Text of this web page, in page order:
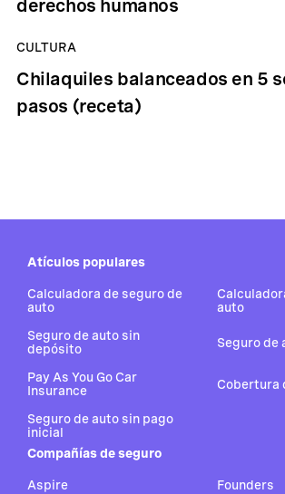
derechos humanos
CULTURA
Chilaquiles balanceados en 5
pasos (receta)
Atículos populares
Calculadora de seguro de
auto
auto
Seguro de auto sin
depósito
Seguro de
Pay As You Go Car
Insurance
Cobertura
Seguro de auto sin pago
inicial
Compañías de seguro
Aspire
Founders